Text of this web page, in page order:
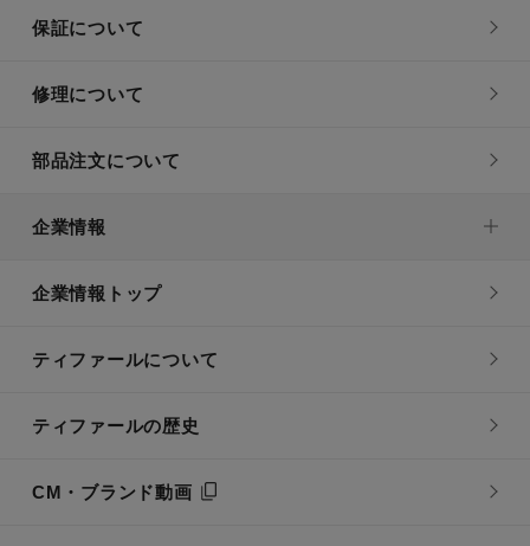
保証について
修理について
部品注文について
企業情報
企業情報トップ
ティファールについて
ティファールの歴史
CM・ブランド動画